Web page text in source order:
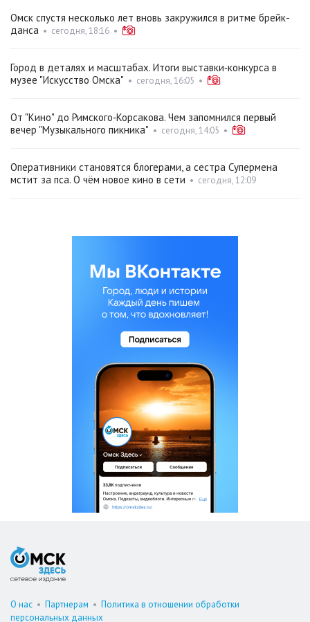
Омск спустя несколько лет вновь закружился в ритме брейк-
данса • сегодня, 18:16 •
Город в деталях и масштабах. Итоги выставки‑конкурса в
музее "Искусство Омска" • сегодня, 16:05 •
От "Кино" до Римского‑Корсакова. Чем запомнился первый
вечер "Музыкального пикника" • сегодня, 14:05 •
Оперативники становятся блогерами, а сестра Супермена
мстит за пса. О чём новое кино в сети • сегодня, 12:09
О нас • Партнерам • Политика в отношении обработки
персональных данных